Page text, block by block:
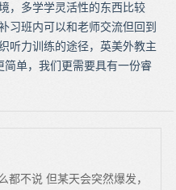
，多学学灵活性的东西比较
习班内可以和老师交流但回到
听力训练的途径，英美外教主
单，我们更需要具有一份睿
都不说 但某天会突然爆发，